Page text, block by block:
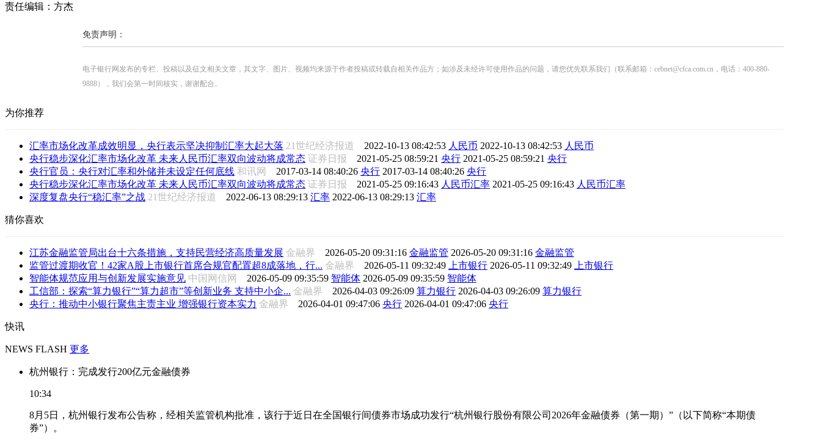
责任编辑：方杰
免责声明：
电子银行网发布的专栏、投稿以及征文相关文章，其文字、图片、视频均来源于作者投稿或转载自相关作品方；如涉及未经许可使用作品的问题，请您优先联系我们（联系邮箱：cebnet@cfca.com.cn，电话：400-880-
9888），我们会第一时间核实，谢谢配合。
为你推荐
汇率市场化改革成效明显，央行表示坚决抑制汇率大起大落 21世纪经济报道 2022-10-13 08:42:53 人民币 2022-10-13 08:42:53 人民币
央行稳步深化汇率市场化改革 未来人民币汇率双向波动将成常态 证券日报 2021-05-25 08:59:21 央行 2021-05-25 08:59:21 央行
央行官员：央行对汇率和外储并未设定任何底线 和讯网 2017-03-14 08:40:26 央行 2017-03-14 08:40:26 央行
央行稳步深化汇率市场化改革 未来人民币汇率双向波动将成常态 证券日报 2021-05-25 09:16:43 人民币汇率 2021-05-25 09:16:43 人民币汇率
深度复盘央行“稳汇率”之战 21世纪经济报道 2022-06-13 08:29:13 汇率 2022-06-13 08:29:13 汇率
猜你喜欢
江苏金融监管局出台十六条措施，支持民营经济高质量发展 金融界 2026-05-20 09:31:16 金融监管 2026-05-20 09:31:16 金融监管
监管过渡期收官！42家A股上市银行首席合规官配置超8成落地，行... 金融界 2026-05-11 09:32:49 上市银行 2026-05-11 09:32:49
上市银行
智能体规范应用与创新发展实施意见 中国网信网 2026-05-09 09:35:59 智能体 2026-05-09 09:35:59 智能体
工信部：探索“算力银行”“算力超市”等创新业务 支持中小企... 金融界 2026-04-03 09:26:09 算力银行 2026-04-03 09:26:09 算力银行
央行：推动中小银行聚焦主责主业 增强银行资本实力 金融界 2026-04-01 09:47:06 央行 2026-04-01 09:47:06 央行
快讯
NEWS FLASH 更多
杭州银行：完成发行200亿元金融债券
10:34
8月5日，杭州银行发布公告称，经相关监管机构批准，该行于近日在全国银行间债券市场成功发行“杭州银行股份有限公司2026年金融债券（第一期）”（以下简称“本期债
券”）。